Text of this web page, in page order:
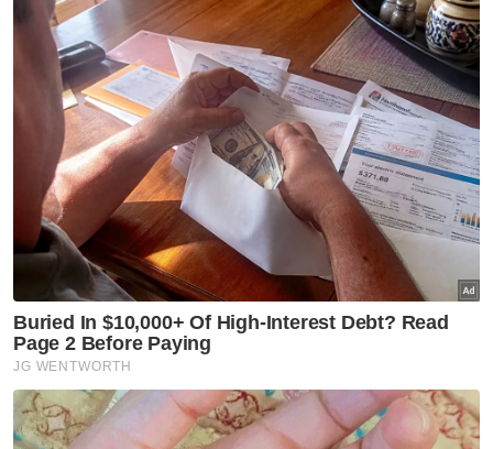
Perayaan
Paling Hangat
Tahun Baharu Cina
Artikel Disyorkan
Jerebu: Lapan kawasan di
Sarawak, Johan Setia di
Selangor catat IPU tidak sihat